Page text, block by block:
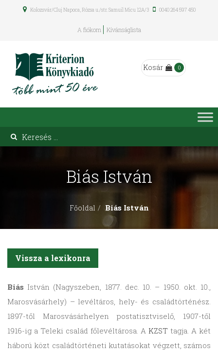
Kolozsvár/Cluj Napoca, Rózsa u./str. Samuil Micu 12A/3 0040 264 597 450
A fiókom Kívánságlista
Kosár 0
Biás István
Főoldal Biás István
Vissza a lexikonra
Biás István (Nagyszeben, 1877. dec. 10. – 1950. okt. 10.,
Marosvásárhely) – levéltáros, hely- és családtörténész.
1897-től Marosvásárhelyen postatisztviselő, 1907-től
1916-ig a Teleki család főlevéltárosa. A KZST tagja. A két
háború közt családtörténeti kutatásokat végzett, számos